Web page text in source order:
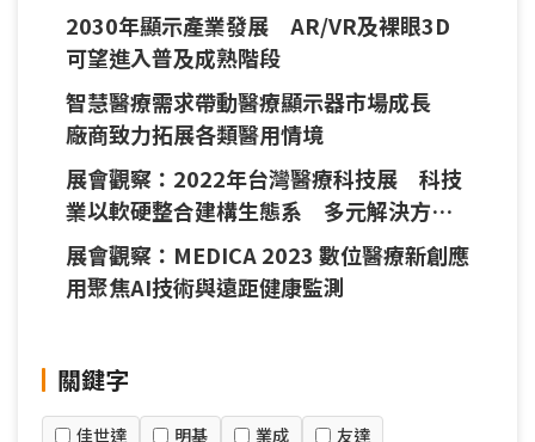
2030年顯示產業發展 AR/VR及裸眼3D
可望進入普及成熟階段
智慧醫療需求帶動醫療顯示器市場成長
廠商致力拓展各類醫用情境
展會觀察：2022年台灣醫療科技展 科技
業以軟硬整合建構生態系 多元解決方案
助醫療數位轉型
展會觀察：MEDICA 2023 數位醫療新創應
用聚焦AI技術與遠距健康監測
關鍵字
佳世達 明基 業成 友達